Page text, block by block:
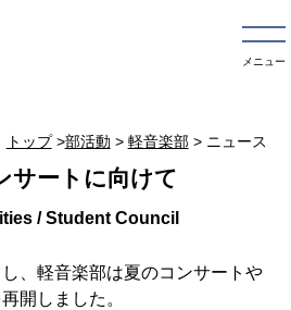
メニュー
トップ>部活動 > 軽音楽部> ニュース
サートに向けて
、軽音楽部は夏のコンサートや
開しました。